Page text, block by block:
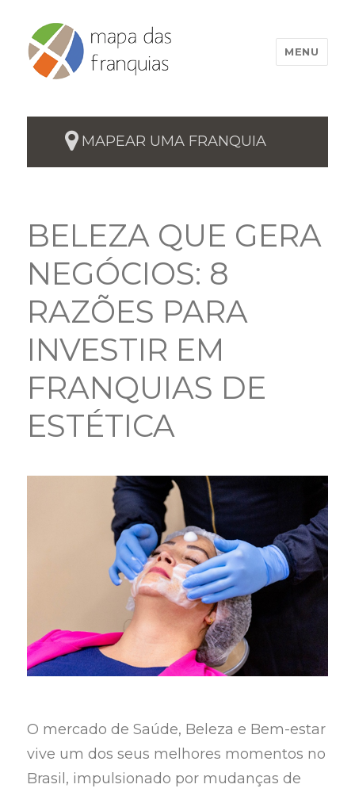
MENU
MAPEAR UMA FRANQUIA
BELEZA QUE GERA
NEGÓCIOS: 8
RAZÕES PARA
INVESTIR EM
FRANQUIAS DE
ESTÉTICA
O mercado de Saúde, Beleza e Bem-estar
vive um dos seus melhores momentos no
Brasil, impulsionado por mudanças de